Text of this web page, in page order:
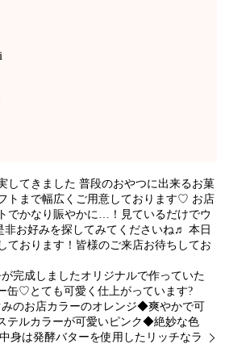
してきました 普段のおやつに出来るお菓
トまで幅広くご用意しております♡ お店
でかなり賑やかに…！見ているだけでウ
非お好みを探してみてくださいね♬ 本日
ております！皆様のご来店お待ちしてお
完成しましたオリジナルで作っていた
缶♡とても可愛く仕上がっています?
のお店カラーのオレンジ◆爽やかで可
テルカラーが可愛いピンク◆絶妙な色
身は発酵バターを使用したリッチなラ